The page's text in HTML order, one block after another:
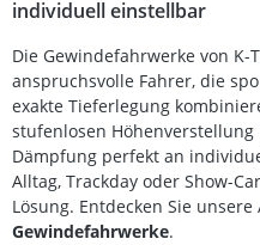
individuell einstellbar
Die Gewindefahrwerke von
anspruchsvolle Fahrer, die
exakte Tieferlegung
stufenlosen
Dämpfung perfekt an
Alltag, Trackday oder Show-
Lösung. Entdecken Sie
Gewindefahrwerke.